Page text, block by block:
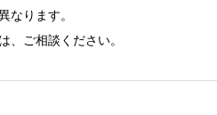
なります。
、ご相談ください。